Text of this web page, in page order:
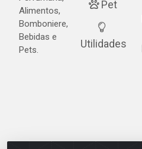
Alimentos,
Bomboniere,
Bebidas e
Pets.
Pet
Utilidades